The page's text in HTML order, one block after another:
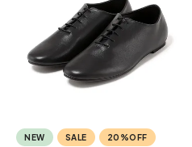
NEW SALE 20%OFF